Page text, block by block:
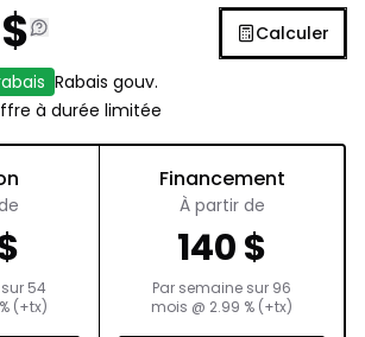
$ Calculer
Rabais gouv.
à durée limitée
54
% (+tx)
Financement
À partir de
140$
Par semaine sur 96
mois @ 2.99 % (+tx)